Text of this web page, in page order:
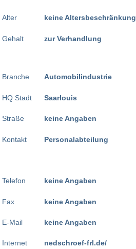
Alter
Gehalt
keine Altersbeschränkung
zur Verhandlung
Branche
HQ Stadt
Straße
Kontakt
Telefon
Fax
E-Mail
Internet
Automobilindustrie
Saarlouis
keine Angaben
Personalabteilung
keine Angaben
keine Angaben
keine Angaben
nedschroef-frl.de/